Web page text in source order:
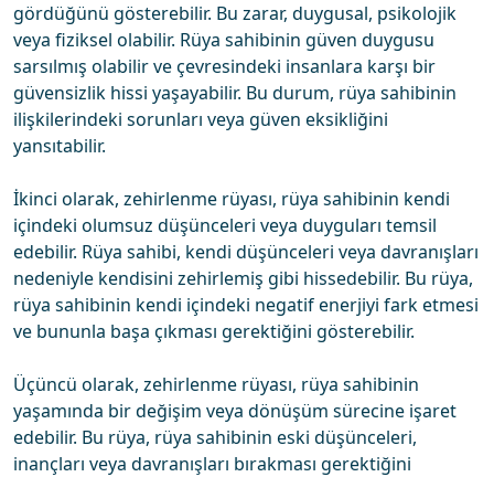
gördüğünü gösterebilir. Bu zarar, duygusal, psikolojik
veya fiziksel olabilir. Rüya sahibinin güven duygusu
sarsılmış olabilir ve çevresindeki insanlara karşı bir
güvensizlik hissi yaşayabilir. Bu durum, rüya sahibinin
ilişkilerindeki sorunları veya güven eksikliğini
yansıtabilir.
İkinci olarak, zehirlenme rüyası, rüya sahibinin kendi
içindeki olumsuz düşünceleri veya duyguları temsil
edebilir. Rüya sahibi, kendi düşünceleri veya davranışları
nedeniyle kendisini zehirlemiş gibi hissedebilir. Bu rüya,
rüya sahibinin kendi içindeki negatif enerjiyi fark etmesi
ve bununla başa çıkması gerektiğini gösterebilir.
Üçüncü olarak, zehirlenme rüyası, rüya sahibinin
yaşamında bir değişim veya dönüşüm sürecine işaret
edebilir. Bu rüya, rüya sahibinin eski düşünceleri,
inançları veya davranışları bırakması gerektiğini